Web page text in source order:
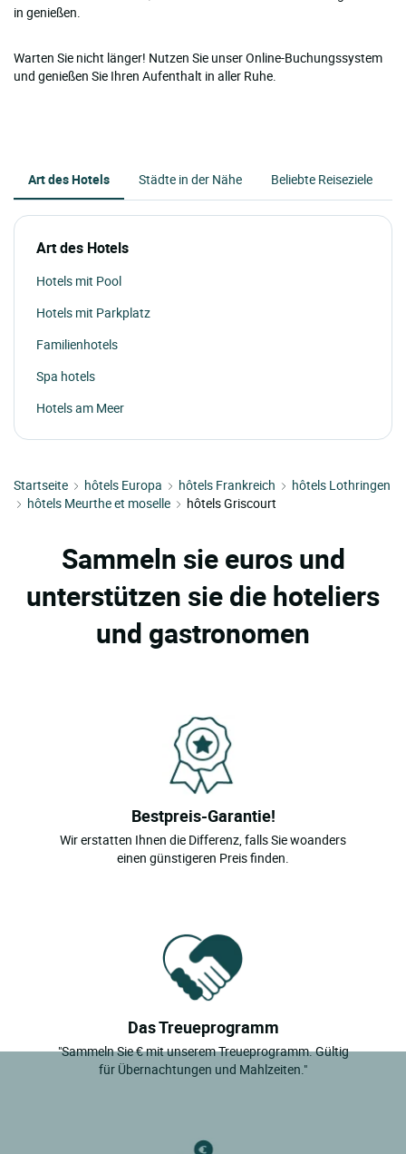
in genießen.
Warten Sie nicht länger! Nutzen Sie unser Online-Buchungssystem
und genießen Sie Ihren Aufenthalt in aller Ruhe.
Art des Hotels Städte in der Nähe Beliebte Reiseziele
Art des Hotels
Hotels mit Pool
Hotels mit Parkplatz
Familienhotels
Spa hotels
Hotels am Meer
Startseite hôtels Europa hôtels Frankreich
hôtels Lothringen
hôtels Meurthe et moselle
hôtels Griscourt
Sammeln sie euros und
unterstützen sie die hoteliers
und gastronomen
Bestpreis-Garantie!
Wir erstatten Ihnen die Differenz, falls Sie woanders
einen günstigeren Preis finden.
Das Treueprogramm
"Sammeln Sie € mit unserem Treueprogramm. Gültig
für Übernachtungen und Mahlzeiten."